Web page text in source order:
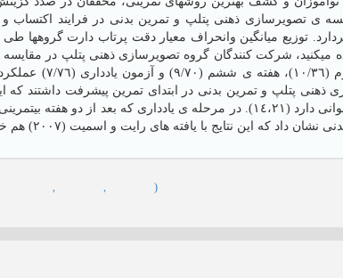
ی تصویرسازی ذهنی پتلپ و تمرین بدنی در فرایند اکتساب و
توزیع میانگین وانحراف معیار دقت پرتاب دارت گروهها
صفحه مراجعه شود) همانطور که در جدول ١ مشاهده میکنید، شرکت کنندگان گروه تصویرسازی ذهنی پتلپ در
گروههای تمرین بدنی و کنترل در هفته ی دوم (١١/
پتلپ و تمرین بدنی در ابتدای تمرین پیشرفت داشتند که این
های افروزه و افروزه (١٣٨٩) و حمایت طلب و همکاران (١٣٨٦) هم خوانی دارد (١٤،٢١). در مرحله ی یادداری که بعد
, , )